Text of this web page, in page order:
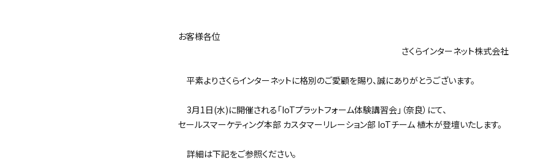
お客様各位
さくらインターネット株式会社
平素よりさくらインターネットに格別のご愛顧を賜り、誠にありがとうございます。
3月1日(水)に開催される「IoTプラットフォーム体験講習会」（奈良）にて、
セールスマーケティング本部 カスタマーリレーション部 IoTチーム 植木が登壇いたします。
詳細は下記をご参照ください。